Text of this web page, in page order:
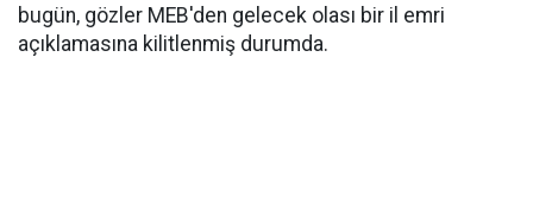
bugün, gözler MEB'den gelecek olası bir il emri
açıklamasına kilitlenmiş durumda.